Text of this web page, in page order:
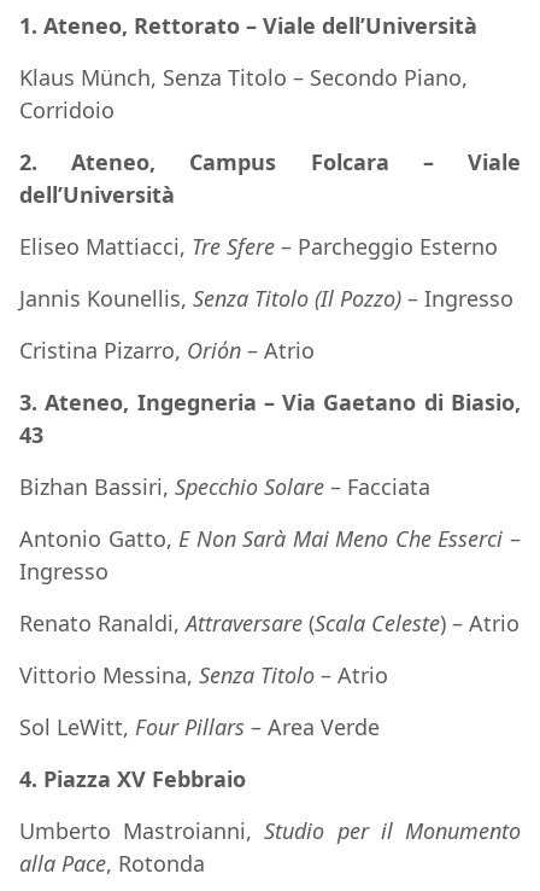
1. Ateneo, Rettorato – Viale dell’Università
Klaus Münch, Senza Titolo – Secondo Piano,
Corridoio
2.Ateneo, Campus Folcara – Viale
dell’Università
Eliseo Mattiacci, Tre Sfere – Parcheggio Esterno
Jannis Kounellis, Senza Titolo (Il Pozzo) – Ingresso
Cristina Pizarro, Oriόn – Atrio
3.Ateneo, Ingegneria – Via Gaetano di Biasio,
43
Bizhan Bassiri, Specchio Solare – Facciata
Antonio Gatto,E Non Sarà Mai Meno Che Esserci –
Ingresso
Renato Ranaldi,Attraversare (Scala Celeste) – Atrio
Vittorio Messina, Senza Titolo – Atrio
Sol LeWitt, Four Pillars – Area Verde
4. Piazza XV Febbraio
Umberto Mastroianni,Studio per il Monumento
alla Pace, Rotonda